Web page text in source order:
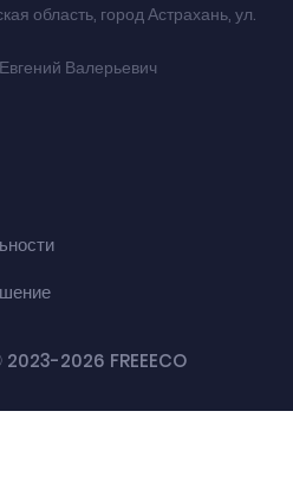
область, город Астрахань, ул.
Валерьевич
2023-2026 FREEECO